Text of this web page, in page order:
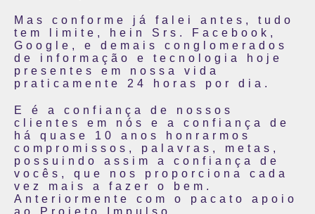
Mas conforme já falei antes, tudo
tem limite, hein Srs. Facebook,
Google, e demais conglomerados
de informação e tecnologia hoje
presentes em nossa vida
praticamente 24 horas por dia.
E é a confiança de nossos
clientes em nós e a confiança de
há quase 10 anos honrarmos
compromissos, palavras, metas,
possuindo assim a confiança de
vocês, que nos proporciona cada
vez mais a fazer o bem.
Anteriormente com o pacato apoio
ao Projeto Impulso,